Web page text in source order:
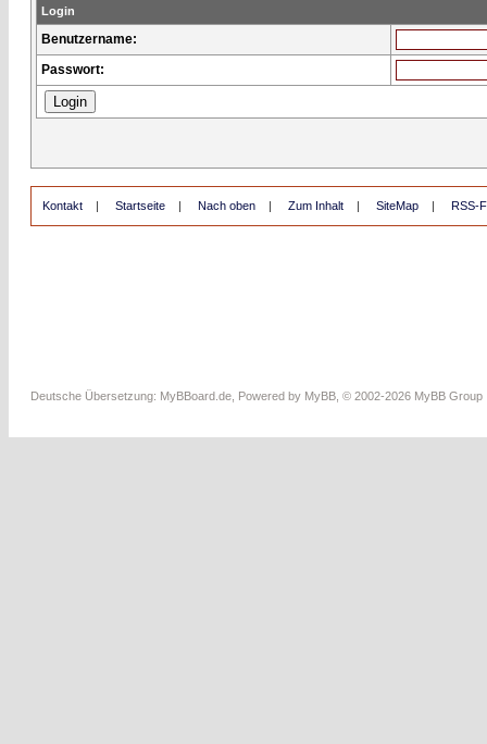
Login
Benutzername:
Passwort:
Kontakt | Startseite | Nach oben | Zum Inhalt | SiteMap | RSS-
Deutsche Übersetzung: MyBBoard.de , Powered by MyBB , © 2002-2026 MyBB Group